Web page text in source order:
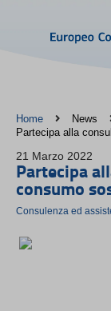
Home
News
Partecipa alla
21 Marzo 2022
Partecipa
consumo
Consulenza ed